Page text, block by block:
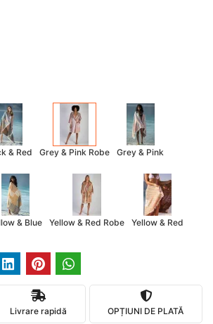
& Red Grey & Pink Robe Grey & Pink
& Blue Yellow & Red Robe Yellow & Red
Livrare rapidă OPȚIUNI DE PLATĂ